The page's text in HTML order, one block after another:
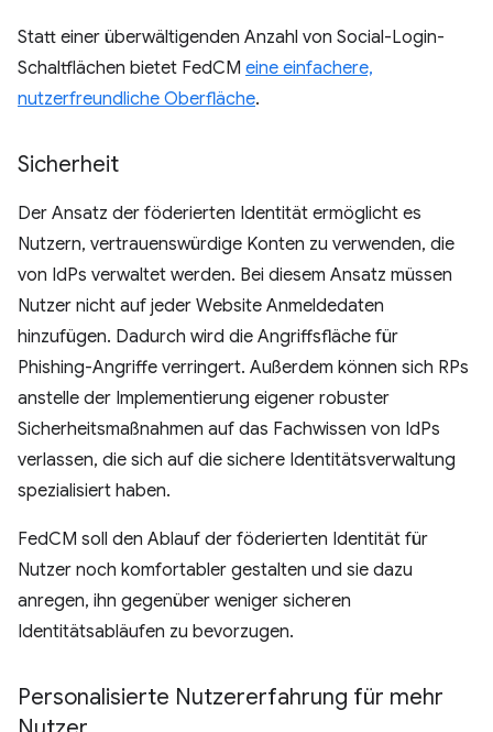
Statt einer überwältigenden Anzahl von Social-Login-
Schaltflächen bietet FedCM eine einfachere,
nutzerfreundliche Oberfläche.
Sicherheit
Der Ansatz der föderierten Identität ermöglicht es
Nutzern, vertrauenswürdige Konten zu verwenden, die
von IdPs verwaltet werden. Bei diesem Ansatz müssen
Nutzer nicht auf jeder Website Anmeldedaten
hinzufügen. Dadurch wird die Angriffsfläche für
Phishing-Angriffe verringert. Außerdem können sich RPs
anstelle der Implementierung eigener robuster
Sicherheitsmaßnahmen auf das Fachwissen von IdPs
verlassen, die sich auf die sichere Identitätsverwaltung
spezialisiert haben.
FedCM soll den Ablauf der föderierten Identität für
Nutzer noch komfortabler gestalten und sie dazu
anregen, ihn gegenüber weniger sicheren
Identitätsabläufen zu bevorzugen.
Personalisierte Nutzererfahrung für mehr